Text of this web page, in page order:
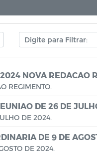
NOVA REDACAO
REGIMENTO.
DE 26 DE
DE 2024.
DE 9 DE
DE 2024.